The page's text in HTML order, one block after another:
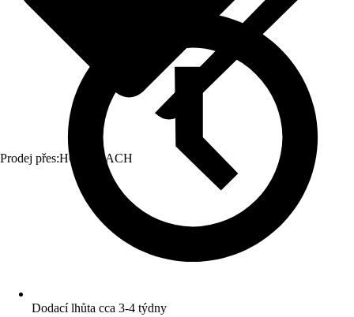
Prodej přes:HORNBACH
Dodací lhůta cca 3-4 týdny